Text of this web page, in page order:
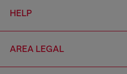
HELP
AREA LEGAL